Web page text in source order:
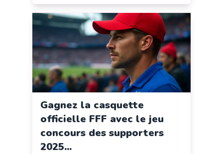
Gagnez la casquette
officielle FFF avec le jeu
concours des supporters
2025...